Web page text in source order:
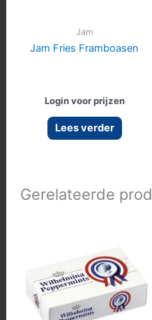
Jam
Jam Fries Framboasen
Login voor prijzen
Lees verder
Gerelateerde